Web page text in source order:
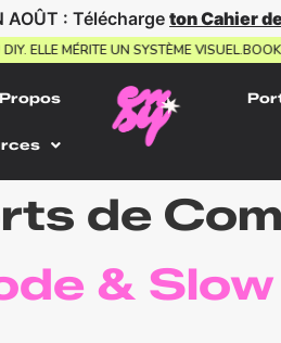
AOÛT : Téléchargeton Cahier
DU DIY. ELLE MÉRITE UN SYSTÈME VISUEL.
de
&